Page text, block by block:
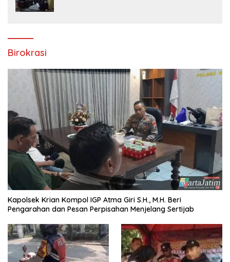
Birokrasi
Kapolsek Krian Kompol IGP Atma Giri S.H., M.H. Beri
Pengarahan dan Pesan Perpisahan Menjelang Sertijab